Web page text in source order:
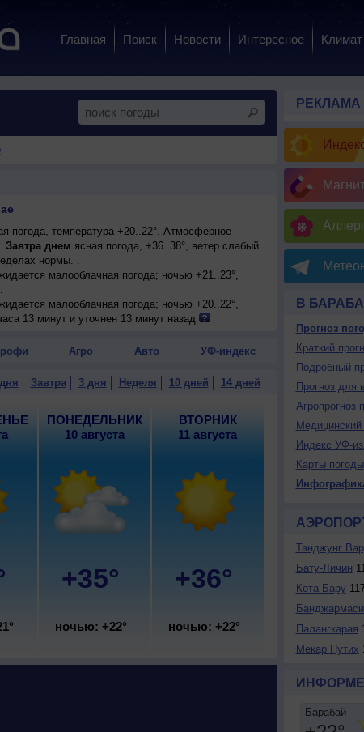
Главная Поиск Новости Интересное Климат
погода, температура +20..22°. Атмосферное
Завтра днем ясная погода, +36..38°, ветер слабый.
нормы. .
малооблачная погода; ночью +21..23°,
малооблачная погода; ночью +20..22°,
13 минут и уточнен 13 минут назад
Агро Авто УФ-индекс
Завтра 3 дня Неделя 10 дней 14 дней
ПОНЕДЕЛЬНИК
10 августа
+35°
ночью: +22°
ВТОРНИК
11 августа
+36°
ночью: +22°
РЕКЛАМА
В
Прогноз
Краткий
Подробный
Прогноз для
Агропрогноз
Медицинский
Индекс УФ-
Карты погоды
Танджунг
Бату-Личин
Кота-Бaру
Палангкарая
Мекар Путих